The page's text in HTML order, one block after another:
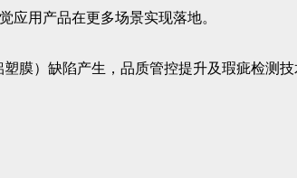
应用产品在更多场景实现落地。
膜）缺陷产生，品质管控提升及瑕疵检测